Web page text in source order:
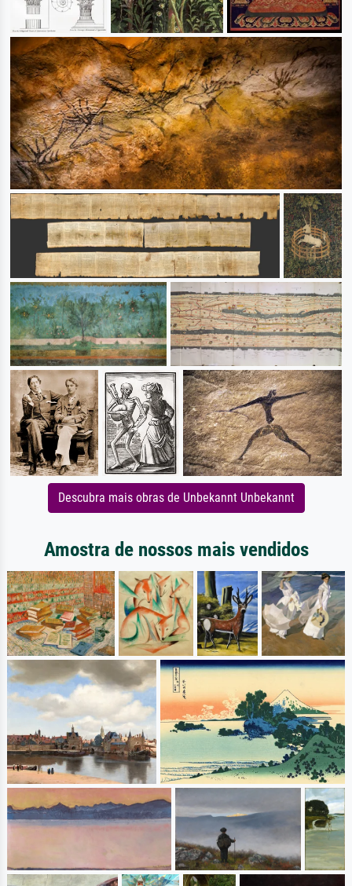
Descubra mais obras de Unbekannt Unbekannt
Amostra de nossos mais vendidos